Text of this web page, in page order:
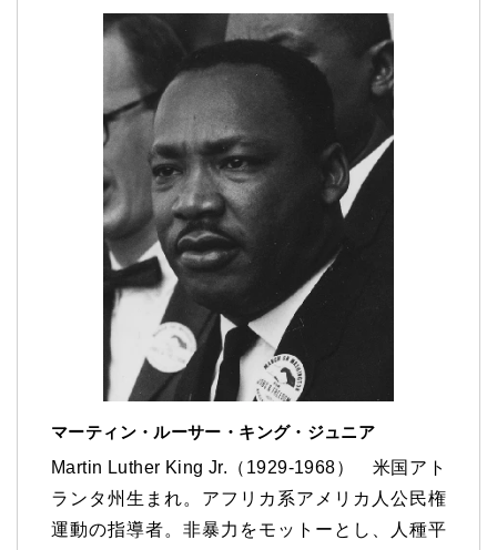
マーティン・ルーサー・キング・ジュニア
Martin Luther King Jr.（1929-1968） 米国アト
ランタ州生まれ。アフリカ系アメリカ人公民権
運動の指導者。非暴力をモットーとし、人種平